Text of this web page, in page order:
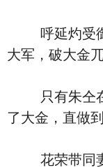
呼延灼受御
大军，破大金
只有朱仝在
了大金，直做
花荣带同妻